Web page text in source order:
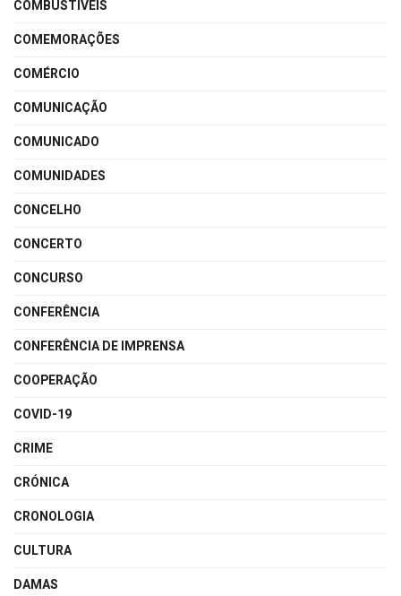
COMBUSTÍVEIS
COMEMORAÇÕES
COMÉRCIO
COMUNICAÇÃO
COMUNICADO
COMUNIDADES
CONCELHO
CONCERTO
CONCURSO
CONFERÊNCIA
CONFERÊNCIA DE IMPRENSA
COOPERAÇÃO
COVID-19
CRIME
CRÓNICA
CRONOLOGIA
CULTURA
DAMAS